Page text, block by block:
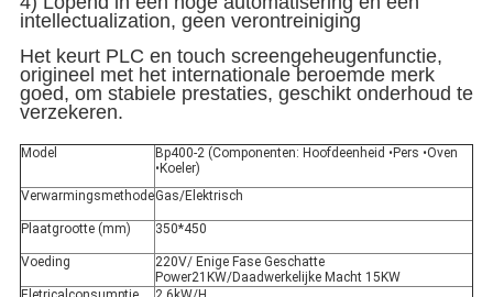
intellectualization, geen verontreiniging
Het keurt PLC en touch screengeheugenfunctie,
origineel met het internationale beroemde merk
goed, om stabiele prestaties, geschikt onderhoud te
verzekeren.
Model
Bp400-2 (Componenten: Hoofdeenheid •Pers •Oven
•Koeler)
VerwarmingsmethodeGas/Elektrisch
Plaatgrootte (mm) 350*450
Voeding
220V/ Enige Fase Geschatte
Power21KW/Daadwerkelijke Macht 15KW